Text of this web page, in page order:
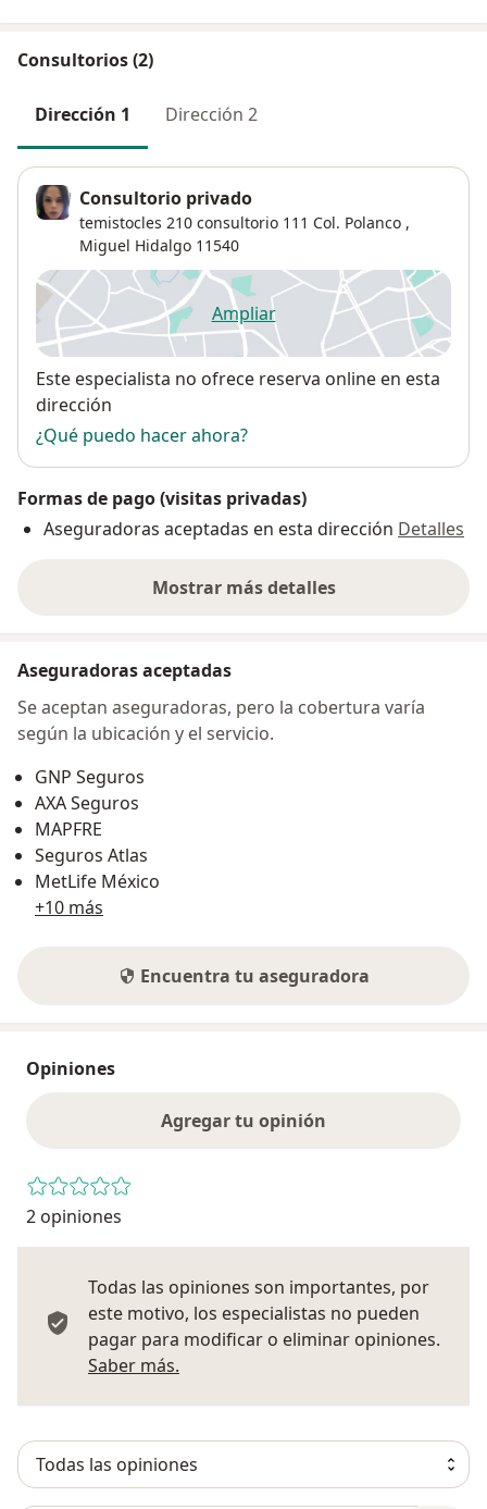
Consultorios (2)
Dirección 1 Dirección 2
Consultorio privado
temistocles 210 consultorio 111 Col. Polanco ,
Miguel Hidalgo 11540
Ampliarse abre en una nueva
Disponibilidad
Este especialista no ofrece reserva online en esta
dirección
¿Qué puedo hacer ahora?
Formas de pago (visitas privadas)
Aseguradoras aceptadas en esta dirección Detalles
Mostrar más detalles
sobre la dirección
Aseguradoras aceptadas
Se aceptan aseguradoras, pero la cobertura varía
según la ubicación y el servicio.
GNP Seguros
AXA Seguros
MAPFRE
Seguros Atlas
MetLife México
+10 más
Encuentra tu aseguradora
Opiniones
Agregar tu opinión
2 opiniones
Todas las opiniones son importantes, por
este motivo, los especialistas no pueden
pagar para modificar o eliminar opiniones.
Saber más.